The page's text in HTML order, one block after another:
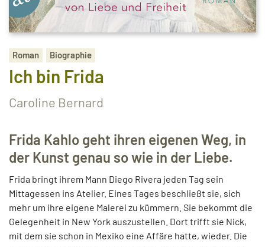
Roman Biographie
Ich bin Frida
Caroline Bernard
Frida Kahlo geht ihren eigenen Weg, in
der Kunst genau so wie in der Liebe.
Frida bringt ihrem Mann Diego Rivera jeden Tag sein
Mittagessen ins Atelier. Eines Tages beschließt sie, sich
mehr um ihre eigene Malerei zu kümmern. Sie bekommt die
Gelegenheit in New York auszustellen. Dort trifft sie Nick,
mit dem sie schon in Mexiko eine Affäre hatte, wieder. Die